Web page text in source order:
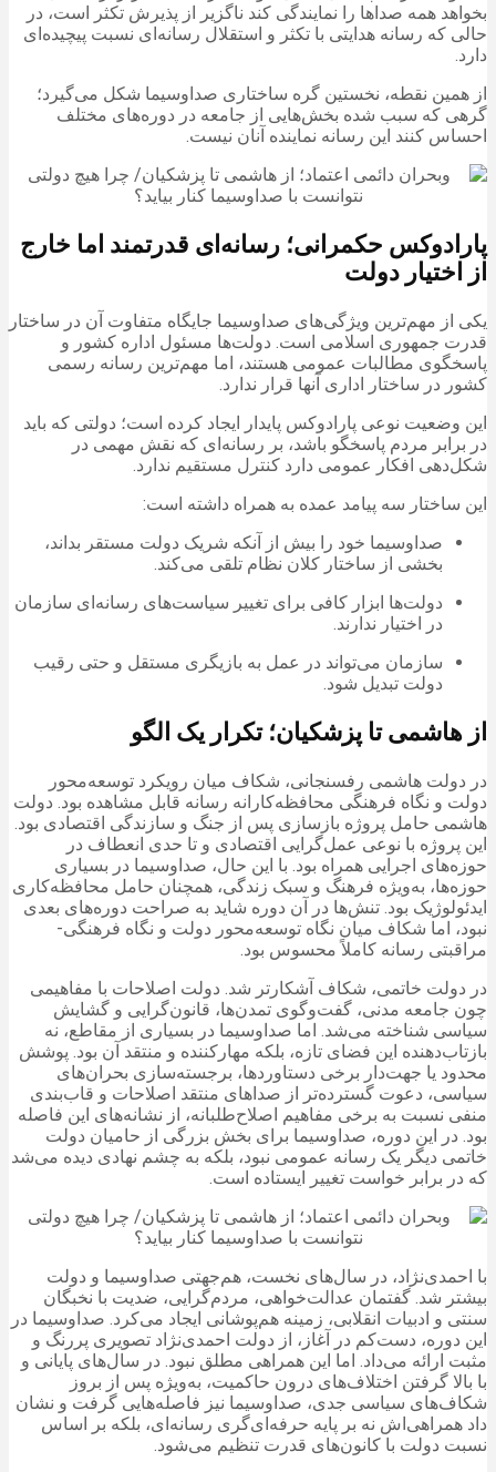
بخواهد همه صداها را نمایندگی کند ناگزیر از پذیرش تکثر است، در
حالی که رسانه هدایتی با تکثر و استقلال رسانه‌ای نسبت پیچیده‌ای
دارد.
از همین نقطه، نخستین گره ساختاری صداوسیما شکل می‌گیرد؛
گرهی که سبب شده بخش‌هایی از جامعه در دوره‌های مختلف
احساس کنند این رسانه نماینده آنان نیست.
پارادوکس حکمرانی؛ رسانه‌ای قدرتمند اما خارج
از اختیار دولت
یکی از مهم‌ترین ویژگی‌های صداوسیما جایگاه متفاوت آن در ساختار
قدرت جمهوری اسلامی است. دولت‌ها مسئول اداره کشور و
پاسخگوی مطالبات عمومی هستند، اما مهم‌ترین رسانه رسمی
کشور در ساختار اداری آنها قرار ندارد.
این وضعیت نوعی پارادوکس پایدار ایجاد کرده است؛ دولتی که باید
در برابر مردم پاسخگو باشد، بر رسانه‌ای که نقش مهمی در
شکل‌دهی افکار عمومی دارد کنترل مستقیم ندارد.
این ساختار سه پیامد عمده به همراه داشته است:
صداوسیما خود را بیش از آنکه شریک دولت مستقر بداند،
بخشی از ساختار کلان نظام تلقی می‌کند.
دولت‌ها ابزار کافی برای تغییر سیاست‌های رسانه‌ای سازمان
در اختیار ندارند.
سازمان می‌تواند در عمل به بازیگری مستقل و حتی رقیب
دولت تبدیل شود.
از هاشمی تا پزشکیان؛ تکرار یک الگو
در دولت هاشمی رفسنجانی، شکاف میان رویکرد توسعه‌محور
دولت و نگاه فرهنگی محافظه‌کارانه رسانه قابل مشاهده بود. دولت
هاشمی حامل پروژه بازسازی پس از جنگ و سازندگی اقتصادی بود.
این پروژه با نوعی عمل‌گرایی اقتصادی و تا حدی انعطاف در
حوزه‌های اجرایی همراه بود. با این حال، صداوسیما در بسیاری
حوزه‌ها، به‌ویژه فرهنگ و سبک زندگی، همچنان حامل محافظه‌کاری
ایدئولوژیک بود. تنش‌ها در آن دوره شاید به صراحت دوره‌های بعدی
نبود، اما شکاف میان نگاه توسعه‌محور دولت و نگاه فرهنگی-
مراقبتی رسانه کاملاً محسوس بود.
در دولت خاتمی، شکاف آشکارتر شد. دولت اصلاحات با مفاهیمی
چون جامعه مدنی، گفت‌وگوی تمدن‌ها، قانون‌گرایی و گشایش
سیاسی شناخته می‌شد. اما صداوسیما در بسیاری از مقاطع، نه
بازتاب‌دهنده این فضای تازه، بلکه مهارکننده و منتقد آن بود. پوشش
محدود یا جهت‌دار برخی دستاوردها، برجسته‌سازی بحران‌های
سیاسی، دعوت گسترده‌تر از صداهای منتقد اصلاحات و قاب‌بندی
منفی نسبت به برخی مفاهیم اصلاح‌طلبانه، از نشانه‌های این فاصله
بود. در این دوره، صداوسیما برای بخش بزرگی از حامیان دولت
خاتمی دیگر یک رسانه عمومی نبود، بلکه به چشم نهادی دیده می‌شد
که در برابر خواست تغییر ایستاده است.
با احمدی‌نژاد، در سال‌های نخست، هم‌جهتی صداوسیما و دولت
بیشتر شد. گفتمان عدالت‌خواهی، مردم‌گرایی، ضدیت با نخبگان
سنتی و ادبیات انقلابی، زمینه هم‌پوشانی ایجاد می‌کرد. صداوسیما در
این دوره، دست‌کم در آغاز، از دولت احمدی‌نژاد تصویری پررنگ و
مثبت ارائه می‌داد. اما این همراهی مطلق نبود. در سال‌های پایانی و
با بالا گرفتن اختلاف‌های درون حاکمیت، به‌ویژه پس از بروز
شکاف‌های سیاسی جدی، صداوسیما نیز فاصله‌هایی گرفت و نشان
داد همراهی‌اش نه بر پایه حرفه‌ای‌گری رسانه‌ای، بلکه بر اساس
نسبت دولت با کانون‌های قدرت تنظیم می‌شود.